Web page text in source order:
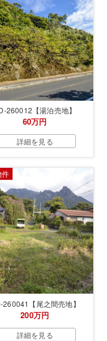
260012【湯泊売地】
60万円
詳細を見る
260041【尾之間売地】
件
200万円
詳細を見る